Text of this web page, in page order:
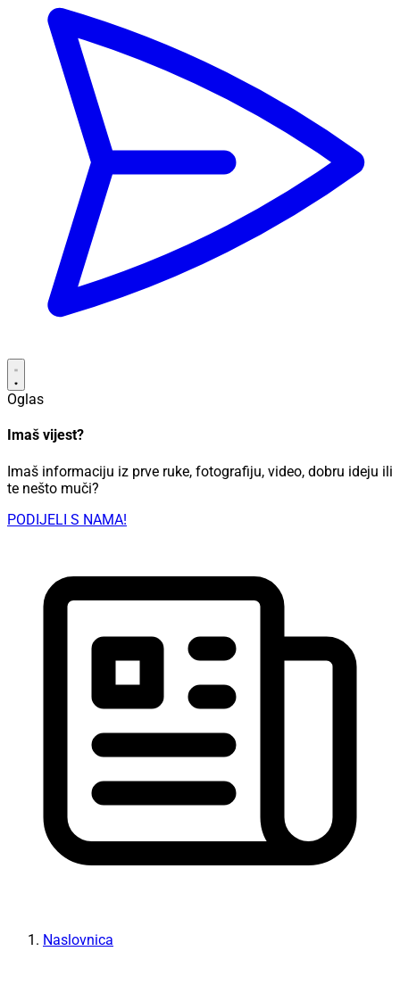
Oglas
Imaš vijest?
Imaš informaciju iz prve ruke, fotografiju, video, dobru ideju ili
te nešto muči?
PODIJELI S NAMA!
Naslovnica